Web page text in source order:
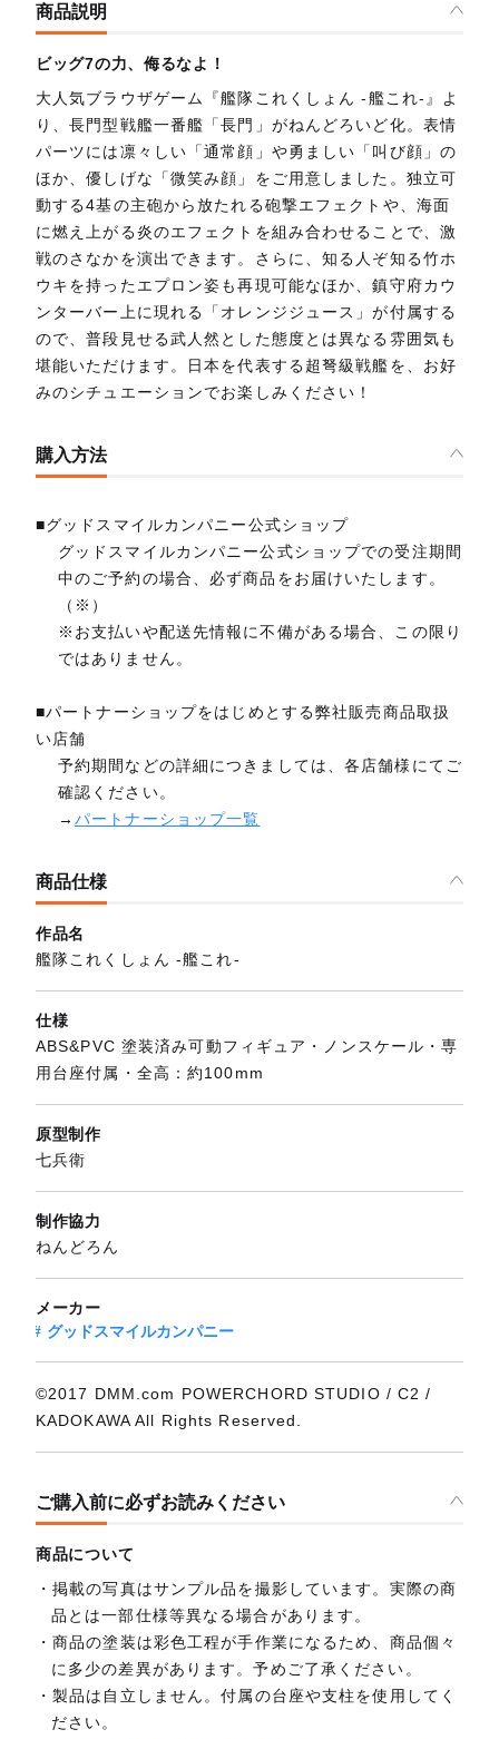
商品説明
ビッグ7の力、侮るなよ！
大人気ブラウザゲーム『艦隊これくしょん -艦これ-』よ
り、長門型戦艦一番艦「長門」がねんどろいど化。表情
パーツには凛々しい「通常顔」や勇ましい「叫び顔」の
ほか、優しげな「微笑み顔」をご用意しました。独立可
動する4基の主砲から放たれる砲撃エフェクトや、海面
に燃え上がる炎のエフェクトを組み合わせることで、激
戦のさなかを演出できます。さらに、知る人ぞ知る竹ホ
ウキを持ったエプロン姿も再現可能なほか、鎮守府カウ
ンターバー上に現れる「オレンジジュース」が付属する
ので、普段見せる武人然とした態度とは異なる雰囲気も
堪能いただけます。日本を代表する超弩級戦艦を、お好
みのシチュエーションでお楽しみください！
購入方法
■グッドスマイルカンパニー公式ショップ
グッドスマイルカンパニー公式ショップでの受注期間
中のご予約の場合、必ず商品をお届けいたします。
（※）
※お支払いや配送先情報に不備がある場合、この限り
ではありません。
■パートナーショップをはじめとする弊社販売商品取扱
い店舗
予約期間などの詳細につきましては、各店舗様にてご
確認ください。
→パートナーショップ一覧
商品仕様
作品名
艦隊これくしょん ‐艦これ‐
仕様
ABS&PVC 塗装済み可動フィギュア・ノンスケール・専
用台座付属・全高：約100mm
原型制作
七兵衛
制作協力
ねんどろん
メーカー
グッドスマイルカンパニー
©2017 DMM.com POWERCHORD STUDIO / C2 /
KADOKAWA All Rights Reserved.
ご購入前に必ずお読みください
商品について
掲載の写真はサンプル品を撮影しています。実際の商
品とは一部仕様等異なる場合があります。
商品の塗装は彩色工程が手作業になるため、商品個々
に多少の差異があります。予めご了承ください。
製品は自立しません。付属の台座や支柱を使用してく
ださい。